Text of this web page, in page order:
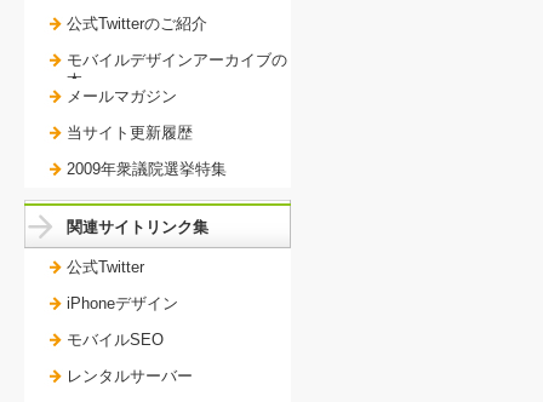
公式Twitterのご紹介
モバイルデザインアーカイブの
本。
メールマガジン
当サイト更新履歴
2009年衆議院選挙特集
関連サイトリンク集
公式Twitter
iPhoneデザイン
モバイルSEO
レンタルサーバー